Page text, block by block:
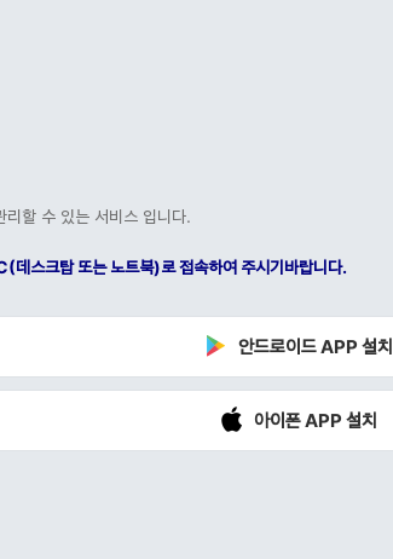
할 수 있는 서비스 입니다.
크탑 또는 노트북)로 접속하여 주시기바랍니다.
안드로이드 APP 설치
아이폰 APP 설치